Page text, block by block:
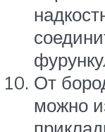
От
можно